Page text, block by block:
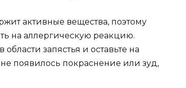
активные вещества, поэтому
на аллергическую реакцию.
запястья и оставьте на
появилось покраснение или зуд,